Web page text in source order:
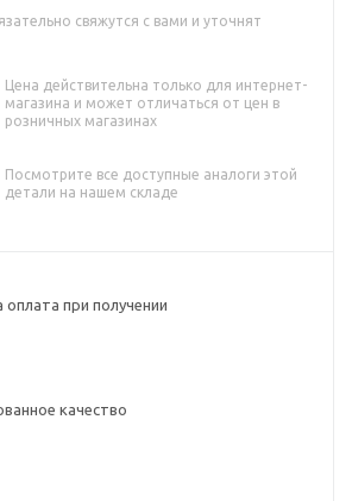
свяжутся с вами и уточнят
Цена действительна только для интернет-
магазина и может отличаться от цен в
розничных магазинах
Посмотрите все доступные аналоги этой
детали на нашем складе
при получении
качество